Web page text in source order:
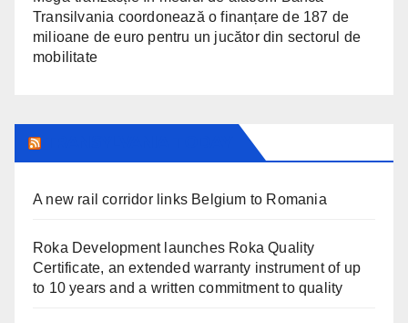
Transilvania coordonează o finanțare de 187 de
milioane de euro pentru un jucător din sectorul de
mobilitate
A new rail corridor links Belgium to Romania
Roka Development launches Roka Quality
Certificate, an extended warranty instrument of up
to 10 years and a written commitment to quality